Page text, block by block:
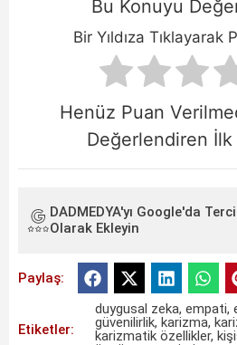
Bu Konuyu
Bir Yıldıza Tıklayarak
Henüz Puan
Değerlendiren İlk
DADMEDYA'yı Google'da
Olarak Ekleyin
Paylaş:
Etiketler:
duygusal zeka, empati,
güvenilirlik, karizma,
karizmatik özellikler,